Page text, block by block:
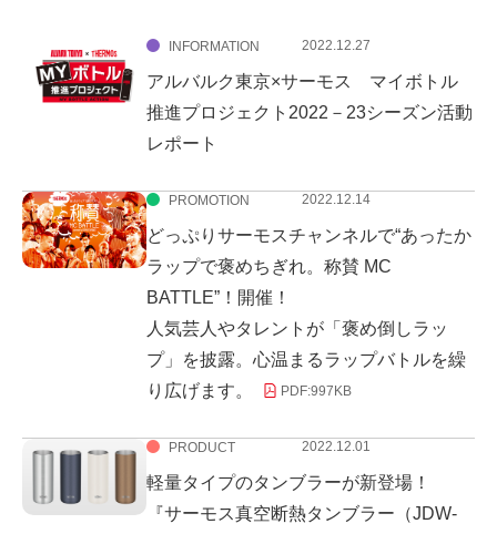
INFORMATION 2022.12.27
アルバルク東京×サーモス マイボトル
推進プロジェクト2022－23シーズン活動
レポート
PROMOTION 2022.12.14
どっぷりサーモスチャンネルで“あったか
ラップで褒めちぎれ。称賛 MC
BATTLE”！開催！
人気芸人やタレントが「褒め倒しラッ
プ」を披露。心温まるラップバトルを繰
り広げます。
PDF:997KB
PRODUCT 2022.12.01
軽量タイプのタンブラーが新登場！
『サーモス真空断熱タンブラー（JDW-